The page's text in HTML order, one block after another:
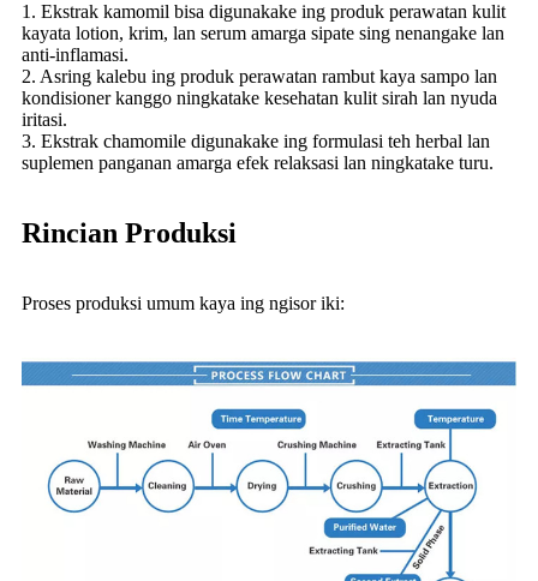
1. Ekstrak kamomil bisa digunakake ing produk perawatan kulit
kayata lotion, krim, lan serum amarga sipate sing nenangake lan
anti-inflamasi.
2. Asring kalebu ing produk perawatan rambut kaya sampo lan
kondisioner kanggo ningkatake kesehatan kulit sirah lan nyuda
iritasi.
3. Ekstrak chamomile digunakake ing formulasi teh herbal lan
suplemen panganan amarga efek relaksasi lan ningkatake turu.
Rincian Produksi
Proses produksi umum kaya ing ngisor iki: